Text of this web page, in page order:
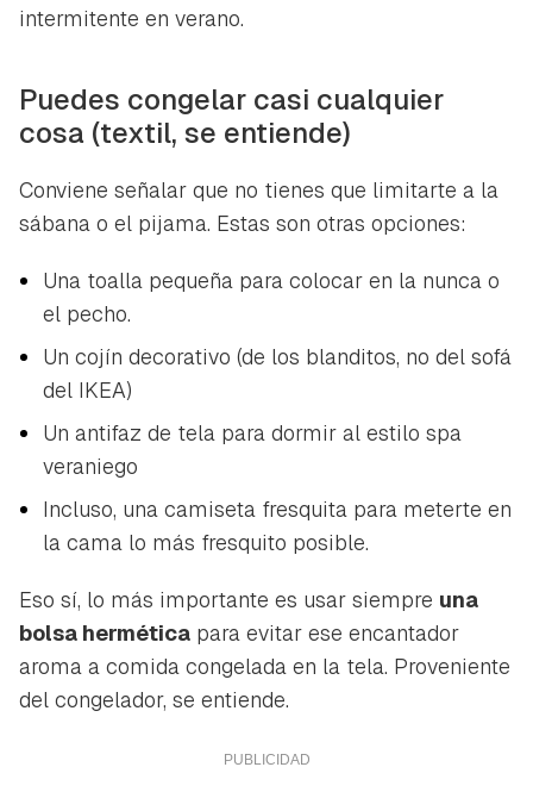
intermitente en verano.
Puedes congelar casi cualquier
cosa (textil, se entiende)
Conviene señalar que no tienes que limitarte a la
sábana o el pijama. Estas son otras opciones:
Una toalla pequeña para colocar en la nunca o
el pecho.
Un cojín decorativo (de los blanditos, no del sofá
del IKEA)
Un antifaz de tela para dormir al estilo spa
veraniego
Incluso, una camiseta fresquita para meterte en
la cama lo más fresquito posible.
Eso sí, lo más importante es usar siempre una
bolsa hermética para evitar ese encantador
aroma a comida congelada en la tela. Proveniente
del congelador, se entiende.